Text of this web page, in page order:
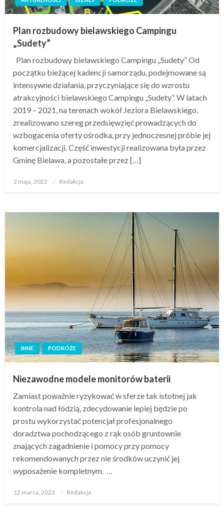
Plan rozbudowy bielawskiego Campingu
„Sudety”
Plan rozbudowy bielawskiego Campingu „Sudety” Od
początku bieżącej kadencji samorządu, podejmowane są
intensywne działania, przyczyniające się do wzrostu
atrakcyjności bielawskiego Campingu „Sudety”. W latach
2019 – 2021, na terenach wokół Jeziora Bielawskiego,
zrealizowano szereg przedsięwzięć prowadzących do
wzbogacenia oferty ośrodka, przy jednoczesnej próbie jej
komercjalizacji. Część inwestycji realizowana była przez
Gminę Bielawa, a pozostałe przez […]
Opublikowane
2 maja, 2022 Redakcja
INNE PODRÓŻE
Niezawodne modele monitorów baterii
Zamiast poważnie ryzykować w sferze tak istotnej jak
kontrola nad łódzią, zdecydowanie lepiej będzie po
prostu wykorzystać potencjał profesjonalnego
doradztwa pochodzącego z rąk osób gruntownie
znających zagadnienie i pomocy przy pomocy
rekomendowanych przez nie środków uczynić jej
wyposażenie kompletnym. …
Opublikowane
12 marca, 2022 Redakcja